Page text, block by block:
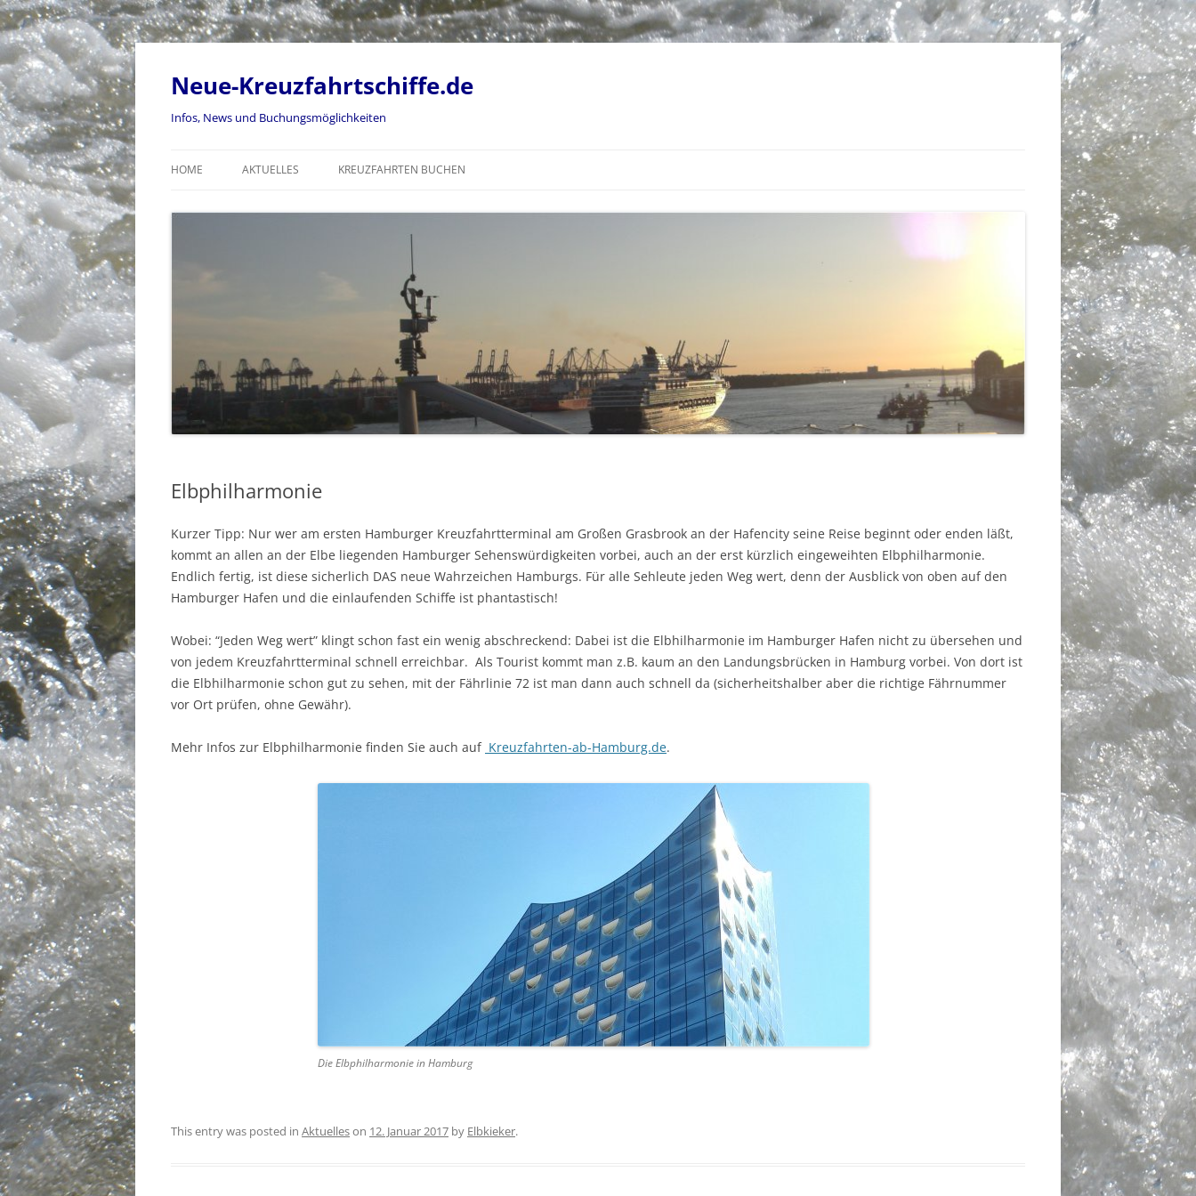
Skip
Neue-Kreuzfahrtschiffe.de
Infos, News und Buchungsmöglichkeiten
HOME AKTUELLES KREUZFAHRTEN BUCHEN
AIDAMAR
COSTA DIADEMA – EIN
SCHMUCKSTÜCK
ANTHEM OF THE SEAS
NORWEGIAN ESCAPE
MEIN SCHIFF 4
Elbphilharmonie
Kurzer Tipp: Nur wer am ersten Hamburger Kreuzfahrtterminal am Großen Grasbrook an der Hafencity seine Reise beginnt oder enden läßt,
kommt an allen an der Elbe liegenden Hamburger Sehenswürdigkeiten vorbei, auch an der erst kürzlich eingeweihten Elbphilharmonie.
Endlich fertig, ist diese sicherlich DAS neue Wahrzeichen Hamburgs. Für alle Sehleute jeden Weg wert, denn der Ausblick von oben auf den
Hamburger Hafen und die einlaufenden Schiffe ist phantastisch!
Wobei: “Jeden Weg wert” klingt schon fast ein wenig abschreckend: Dabei ist die Elbhilharmonie im Hamburger Hafen nicht zu übersehen und
von jedem Kreuzfahrtterminal schnell erreichbar. Als Tourist kommt man z.B. kaum an den Landungsbrücken in Hamburg vorbei. Von dort ist
die Elbhilharmonie schon gut zu sehen, mit der Fährlinie 72 ist man dann auch schnell da (sicherheitshalber aber die richtige Fährnummer
vor Ort prüfen, ohne Gewähr).
Mehr Infos zur Elbphilharmonie finden Sie auch auf Kreuzfahrten-ab-Hamburg.de.
Die Elbphilharmonie in Hamburg
This entry was posted in Aktuelleson 12. Januar 2017 by Elbkieker.